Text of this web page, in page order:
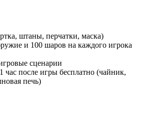
штаны, перчатки, маска)
и 100 шаров на каждого игрока
сценарии
час после игры бесплатно (чайник,
печь)